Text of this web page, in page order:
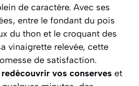
de caractère. Avec ses
entre le fondant du pois
du thon et le croquant des
vinaigrette relevée, cette
de satisfaction.
vos conserves et